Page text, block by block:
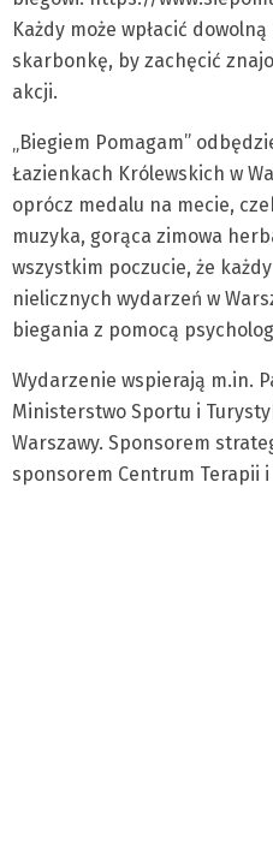
Każdy może wpłacić
skarbonkę, by zachęcić
akcji.
„Biegiem Pomagam”
Łazienkach Królewskich w
oprócz medalu na mecie,
muzyka, gorąca zimowa
wszystkim poczucie, że
nielicznych wydarzeń w
biegania z pomocą
Wydarzenie wspierają m.in.
Ministerstwo Sportu i
Warszawy. Sponsorem
sponsorem Centrum Terapii i